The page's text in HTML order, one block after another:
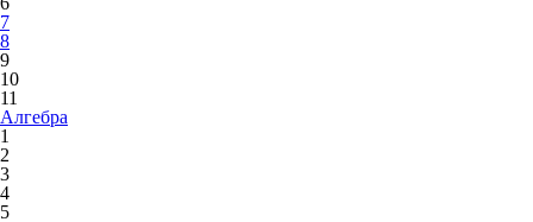
7
8
9
10
11
Алгебра
1
2
3
4
5